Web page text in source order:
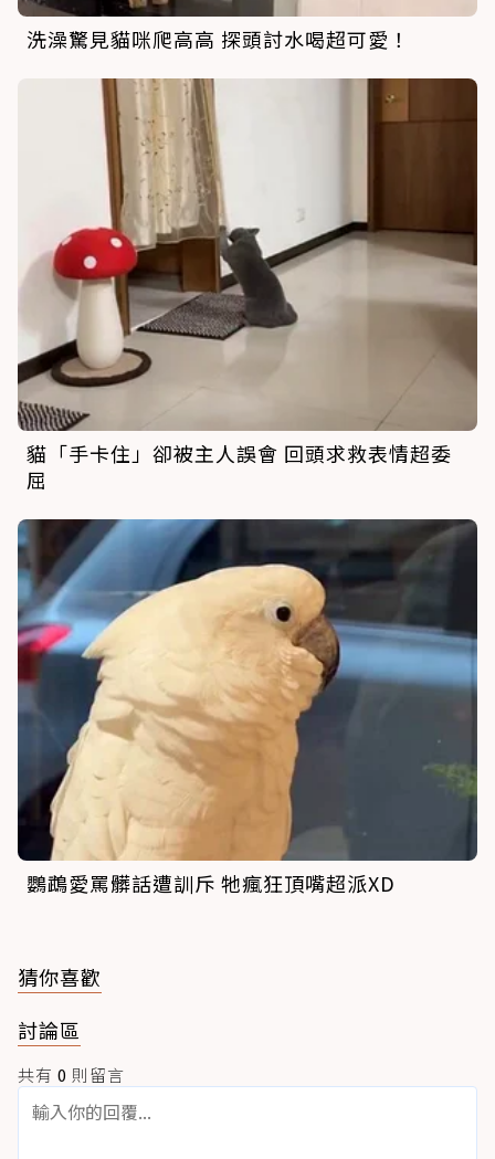
洗澡驚見貓咪爬高高 探頭討水喝超可愛！
貓「手卡住」卻被主人誤會 回頭求救表情超委
屈
鸚鵡愛罵髒話遭訓斥 牠瘋狂頂嘴超派XD
猜你喜歡
討論區
共有 0 則留言